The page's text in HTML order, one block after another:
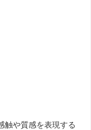
触や質感を表現する